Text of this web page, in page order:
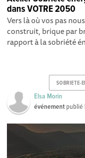
dans VOTRE 2050
Vers là où vos pas
construit, brique par
rapport à la sobriété
SOBRIETE-
Elsa Morin
événement